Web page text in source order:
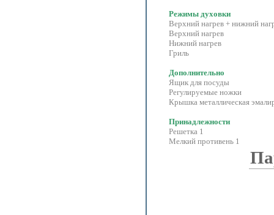
Режимы духовки
Верхний нагрев + нижний
Верхний нагрев
Нижний нагрев
Гриль
Дополнительно
Ящик для посуды
Регулируемые ножки
Крышка металлическая
Принадлежности
Решетка 1
Мелкий противень 1